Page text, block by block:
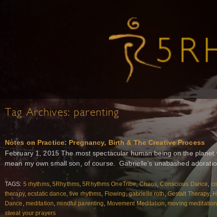
Tag Archives: parenting
Notes on Practice: Pregnancy, Birth & The Creative Process
February 1, 2015 The most spectacular human being on the
mean my own small son, of course. Gabrielle’s unabashed
TAGS: 5 rhythms,5Rhythms,5Rhythms OneTribe,Chaos,Conscious Dance,
therapy,ecstatic dance,five rhythms, Flowing ,gabrielle roth , Gestalt Therapy,
Dance , meditation,mindful parenting, Movement Meditation,moving meditation
sweat your prayers